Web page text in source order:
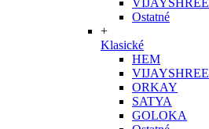
VIJAYSHREE
Ostatné
+
Klasické
HEM
VIJAYSHREE
ORKAY
SATYA
GOLOKA